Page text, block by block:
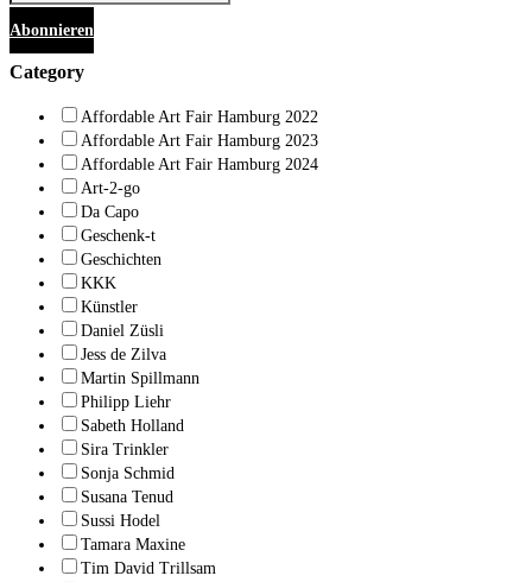
Abonnieren
Category
Affordable Art Fair Hamburg 2022
Affordable Art Fair Hamburg 2023
Affordable Art Fair Hamburg 2024
Art-2-go
Da Capo
Geschenk-t
Geschichten
KKK
Künstler
Daniel Züsli
Jess de Zilva
Martin Spillmann
Philipp Liehr
Sabeth Holland
Sira Trinkler
Sonja Schmid
Susana Tenud
Sussi Hodel
Tamara Maxine
Tim David Trillsam